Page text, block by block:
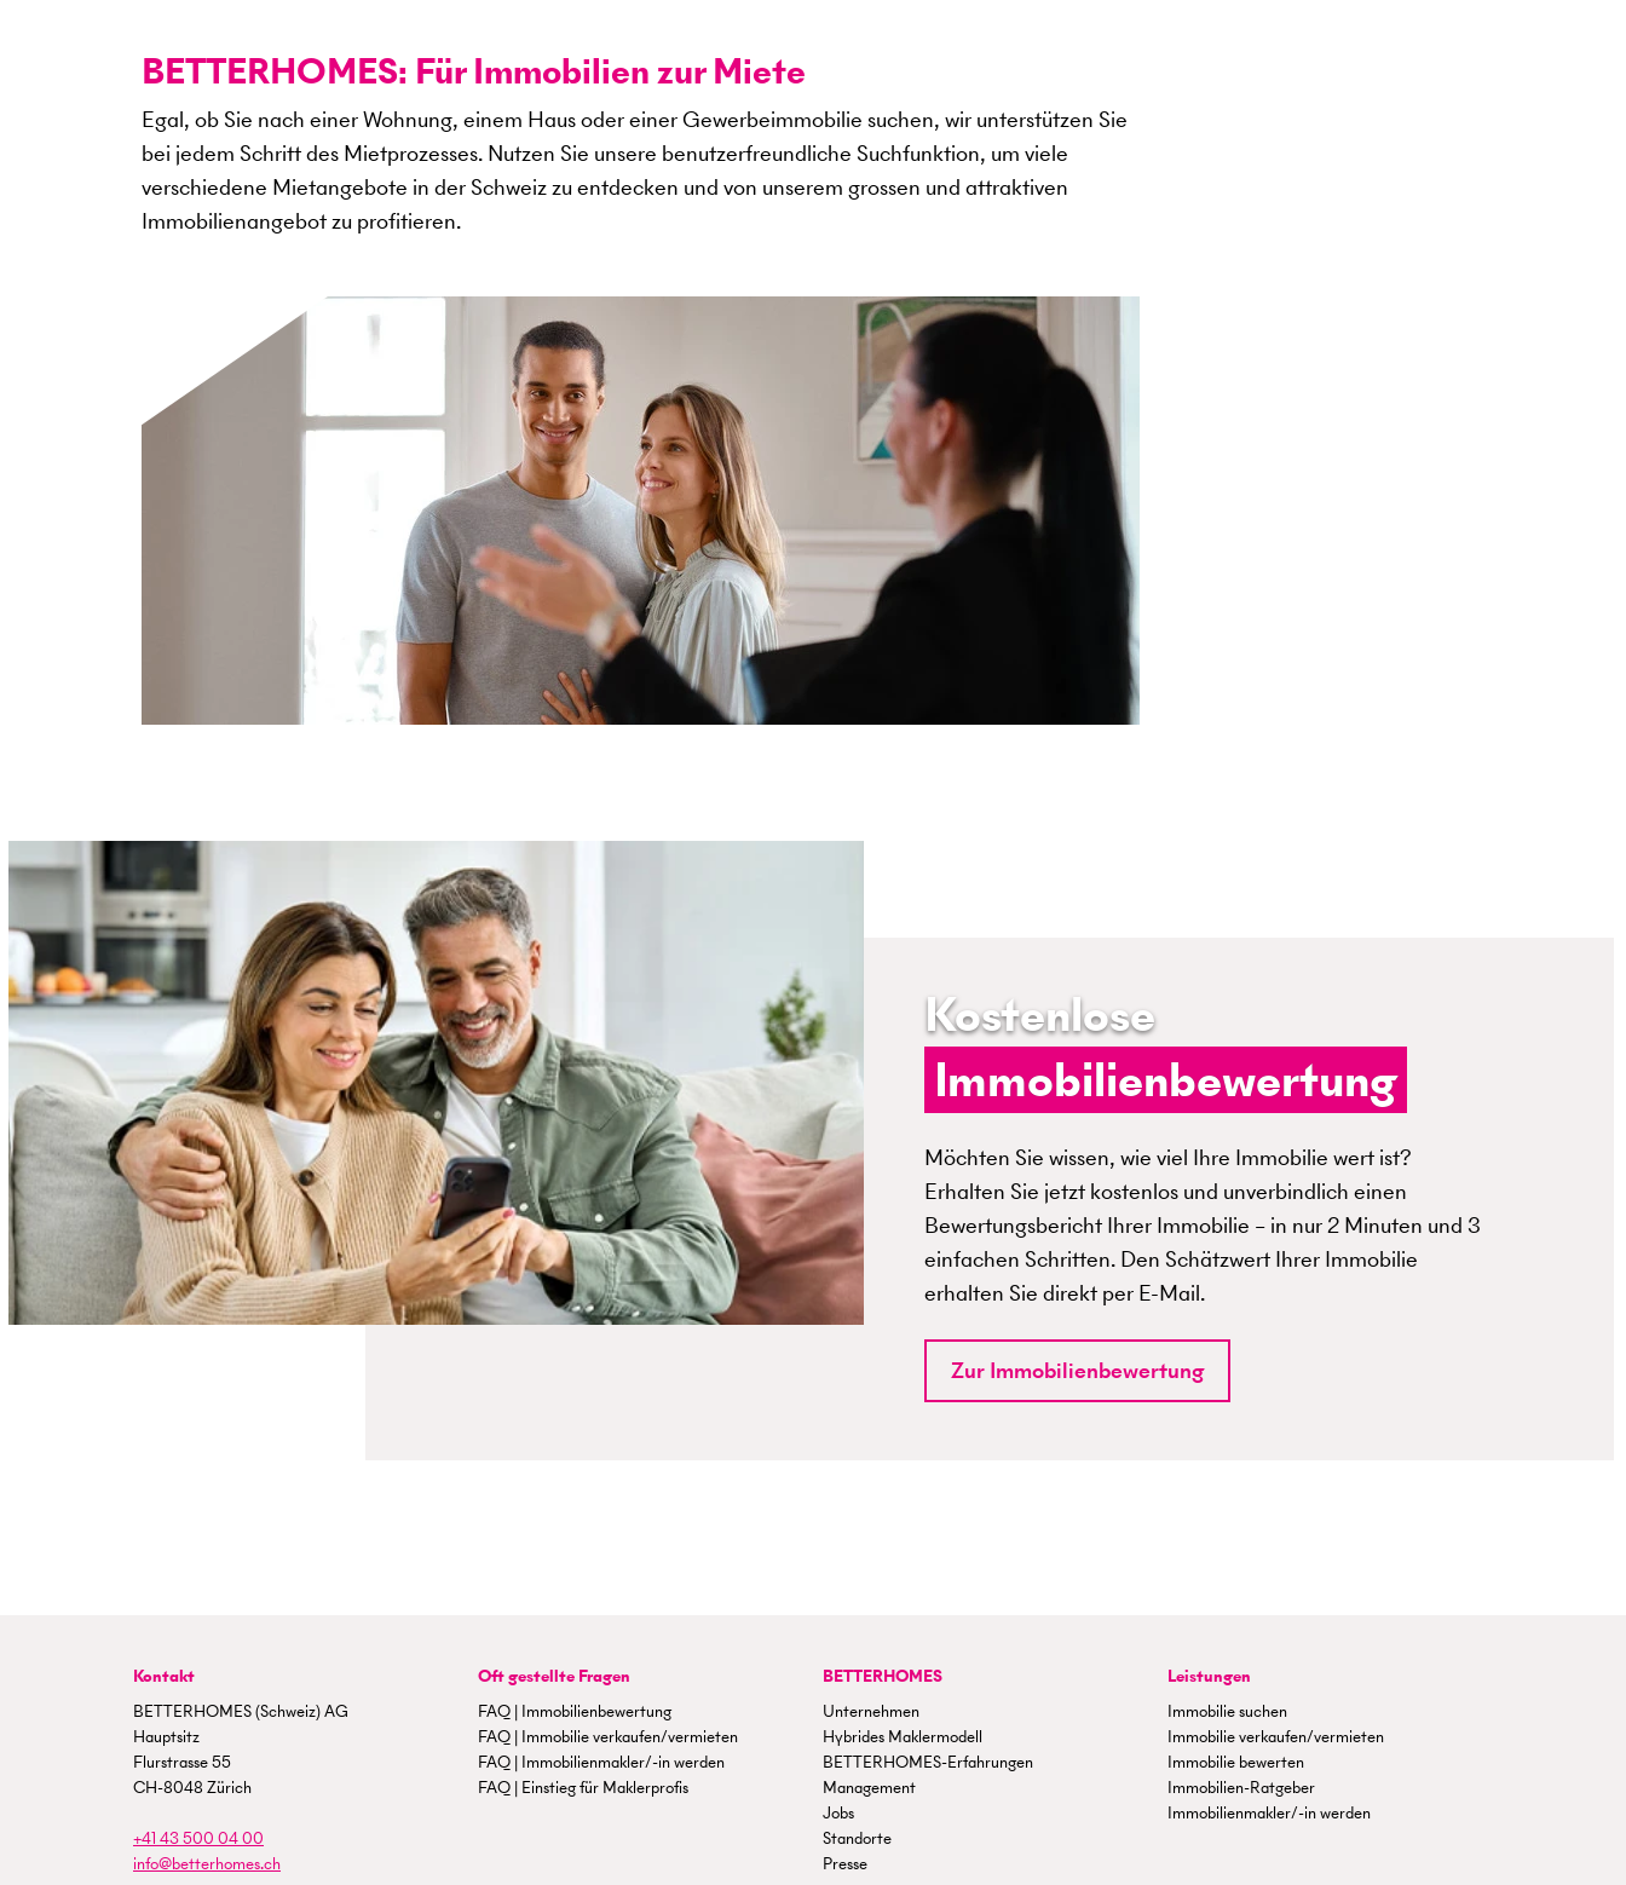
BETTERHOMES: Für Immobilien zur Miete
Egal, ob Sie nach einer Wohnung, einem Haus oder einer Gewerbeimmobilie suchen, wir unterstützen Sie
bei jedem Schritt des Mietprozesses. Nutzen Sie unsere benutzerfreundliche Suchfunktion, um viele
verschiedene Mietangebote in der Schweiz zu entdecken und von unserem grossen und attraktiven
Immobilienangebot zu profitieren.
Kostenlose
Immobilienbewertung
Möchten Sie wissen, wie viel Ihre Immobilie wert ist?
Erhalten Sie jetzt kostenlos und unverbindlich einen
Bewertungsbericht Ihrer Immobilie – in nur 2 Minuten und 3
einfachen Schritten. Den Schätzwert Ihrer Immobilie
erhalten Sie direkt per E-Mail.
Zur Immobilienbewertung
Kontakt
BETTERHOMES (Schweiz) AG
Hauptsitz
Flurstrasse 55
CH-8048 Zürich
+41 43 500 04 00
info@betterhomes.ch
Oft gestellte Fragen
FAQ | Immobilienbewertung
FAQ | Immobilie verkaufen/vermieten
FAQ | Immobilienmakler/-in werden
FAQ | Einstieg für Maklerprofis
BETTERHOMES
Unternehmen
Hybrides Maklermodell
BETTERHOMES-Erfahrungen
Management
Jobs
Standorte
Presse
Leistungen
Immobilie suchen
Immobilie verkaufen/vermieten
Immobilie bewerten
Immobilien-Ratgeber
Immobilienmakler/-in werden